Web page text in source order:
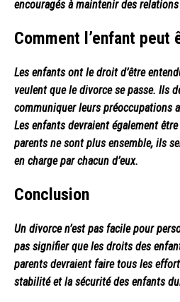
encouragés à maintenir des
Comment l’enfant peut
Les enfants ont le droit d’être
veulent que le divorce se passe. Ils
communiquer leurs préoccupations
Les enfants devraient également
parents ne sont plus ensemble, ils
en charge par chacun d’eux.
Conclusion
Un divorce n’est pas facile pour
pas signifier que les droits des
parents devraient faire tous les
stabilité et la sécurité des enfants